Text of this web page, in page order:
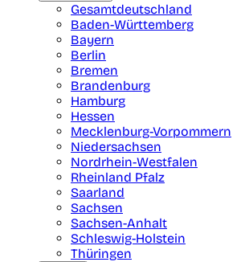
Gesamtdeutschland
Baden-Württemberg
Bayern
Berlin
Bremen
Brandenburg
Hamburg
Hessen
Mecklenburg-Vorpommern
Niedersachsen
Nordrhein-Westfalen
Rheinland Pfalz
Saarland
Sachsen
Sachsen-Anhalt
Schleswig-Holstein
Thüringen